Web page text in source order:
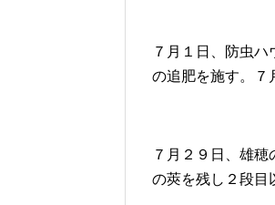
７月１日、防虫
の追肥を施す。７
７月２９日、雄
の莢を残し２段目